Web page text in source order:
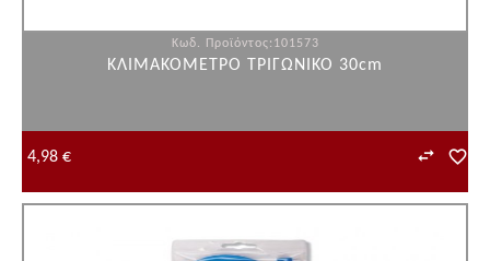
Κωδ. Προϊόντος:101573
ΚΛΙΜΑΚΟΜΕΤΡΟ ΤΡΙΓΩΝΙΚΟ 30cm
4,98 €